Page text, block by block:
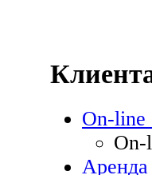
On-line
Аренда